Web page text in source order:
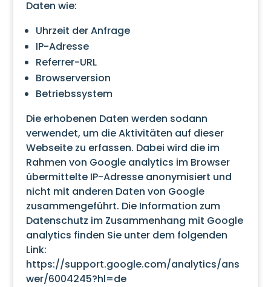
Daten wie:
Uhrzeit der Anfrage
IP-Adresse
Referrer-URL
Browserversion
Betriebssystem
Die erhobenen Daten werden sodann
verwendet, um die Aktivitäten auf dieser
Webseite zu erfassen. Dabei wird die im
Rahmen von Google analytics im Browser
übermittelte IP-Adresse anonymisiert und
nicht mit anderen Daten von Google
zusammengeführt. Die Information zum
Datenschutz im Zusammenhang mit Google
analytics finden Sie unter dem folgenden
Link:
https://support.google.com/analytics/ans
wer/6004245?hl=de